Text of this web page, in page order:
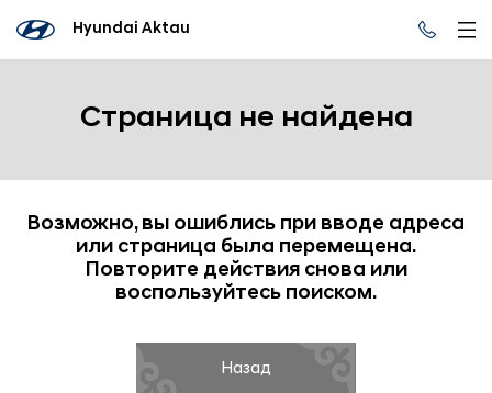
Hyundai Aktau
Страница не найдена
Возможно, вы ошиблись при вводе адреса
или страница была перемещена.
Повторите действия снова или
воспользуйтесь поиском.
Назад